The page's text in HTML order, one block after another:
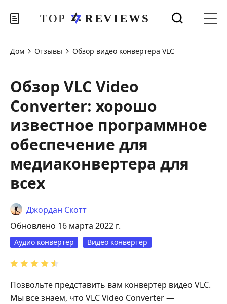
Дом Отзывы Обзор видео конвертера VLC
Обзор VLC Video
Converter: хорошо
известное программное
обеспечение для
медиаконвертера для
всех
Джордан Скотт
Обновлено 16 марта 2022 г.
Аудио конвертер Видео конвертер
Позвольте представить вам конвертер видео VLC.
Мы все знаем, что VLC Video Converter —